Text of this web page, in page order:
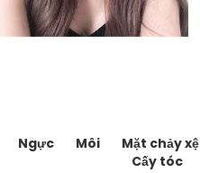
Ngực Môi Mặt chảy xệ
Cấy tóc